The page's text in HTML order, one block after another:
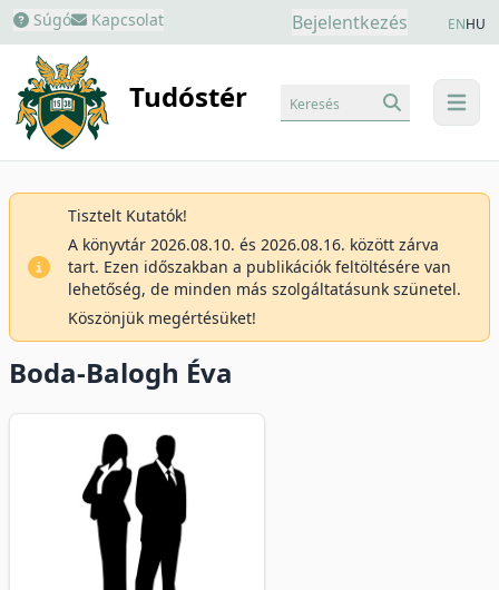
Súgó Kapcsolat Bejelentkezés ENHU
Tudóstér menu
Keresés
Tisztelt Kutatók!
A könyvtár 2026.08.10. és 2026.08.16. között zárva
tart. Ezen időszakban a publikációk feltöltésére van
lehetőség, de minden más szolgáltatásunk szünetel.
Köszönjük megértésüket!
Boda-Balogh Éva